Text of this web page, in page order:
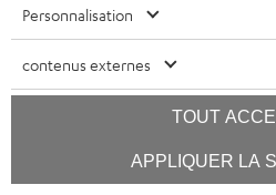
Plus…
Personnalisation
contenus externes
TOUT
APPLIQUER LA